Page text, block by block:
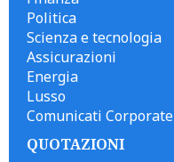
Politica
Scienza e tecnologia
Assicurazioni
Energia
Lusso
Comunicati Corporate
QUOTAZIONI